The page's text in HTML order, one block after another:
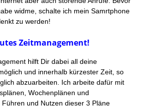
widme, schalte ich mein Samrtphone
zu werden!
Zeitmanagement!
hilft Dir dabei all deine
und innerhalb kürzester Zeit, so
abzuarbeiten. Ich arbeite dafür mit
Wochenplänen und
und Nutzen dieser 3 Pläne